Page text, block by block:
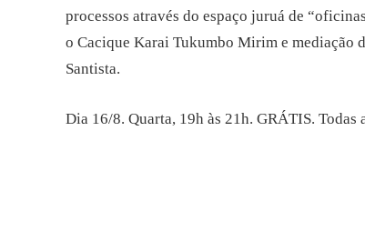
processos através do espaço juruá de
o Cacique Karai Tukumbo Mirim e mediação
Santista.
Dia 16/8. Quarta, 19h às 21h. GRÁTIS. Todas